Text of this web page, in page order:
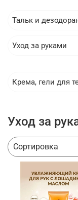
Тальк и
Уход за руками
Крема, гели для
Уход за